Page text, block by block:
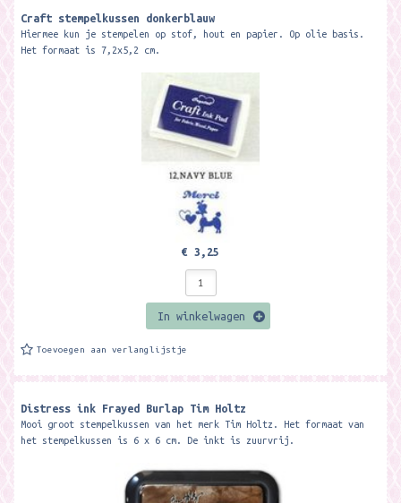
Craft stempelkussen donkerblauw
Hiermee kun je stempelen op stof, hout en papier. Op olie basis.
Het formaat is 7,2x5,2 cm.
€ 3,25
In winkelwagen
Toevoegen aan verlanglijstje
Distress ink Frayed Burlap Tim Holtz
Mooi groot stempelkussen van het merk Tim Holtz. Het formaat van
het stempelkussen is 6 x 6 cm. De inkt is zuurvrij.